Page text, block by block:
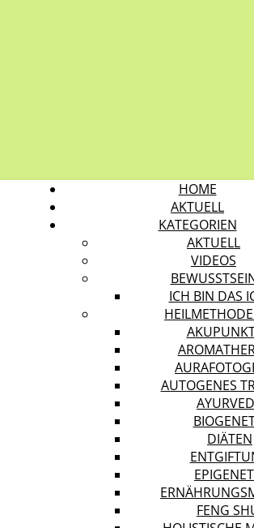
HOME
AKTUELL
KATEGORIEN
AKTUELL
VIDEOS
ICH BIN DAS
AUTOGENES
DIÄTEN
FENG